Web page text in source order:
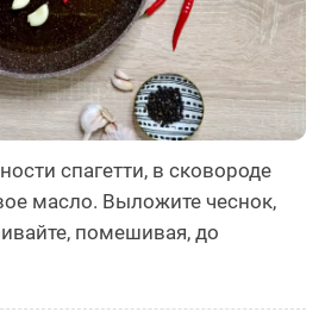
спагетти, в сковороде
масло. Выложите чеснок,
помешивая, до